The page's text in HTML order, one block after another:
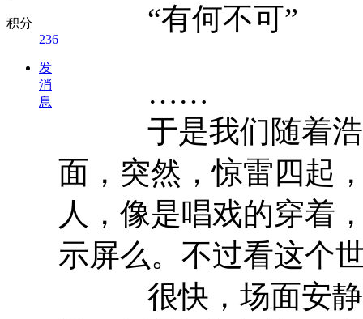
积分
236
发
消
息
“有何不可”
……
于是我们随着浩
面，突然，惊雷四起
人，像是唱戏的穿着
示屏么。不过看这个
很快，场面安静了